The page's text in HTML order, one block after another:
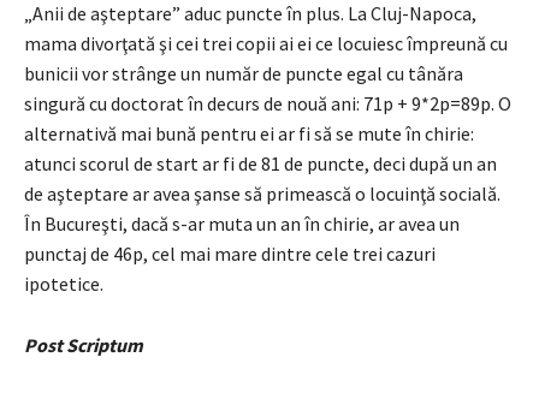
„Anii de aşteptare” aduc puncte în plus. La Cluj-Napoca,
mama divorţată şi cei trei copii ai ei ce locuiesc împreună cu
bunicii vor strânge un număr de puncte egal cu tânăra
singură cu doctorat în decurs de nouă ani: 71p + 9*2p=89p. O
alternativă mai bună pentru ei ar fi să se mute în chirie:
atunci scorul de start ar fi de 81 de puncte, deci după un an
de aşteptare ar avea şanse să primească o locuinţă socială.
În Bucureşti, dacă s-ar muta un an în chirie, ar avea un
punctaj de 46p, cel mai mare dintre cele trei cazuri
ipotetice.
Post Scriptum